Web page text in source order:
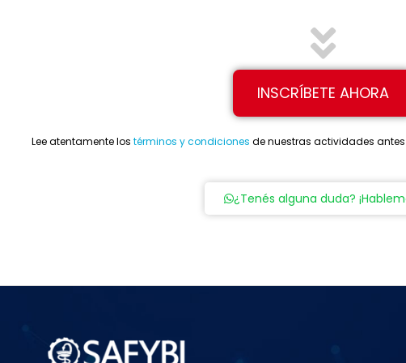
INSCRÍBETE AHORA
Lee atentamente los términos y condiciones de nuestras actividades
¿Tenés alguna duda?